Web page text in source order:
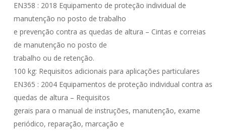
EN358 : 2018 Equipamento de proteção individual de
manutenção no posto de trabalho
e prevenção contra as quedas de altura – Cintas e correias
de manutenção no posto de
trabalho ou de retenção.
100 kg: Requisitos adicionais para aplicações particulares
EN365 : 2004 Equipamentos de proteção individual contra as
quedas de altura – Requisitos
gerais para o manual de instruções, manutenção, exame
periódico, reparação, marcação e